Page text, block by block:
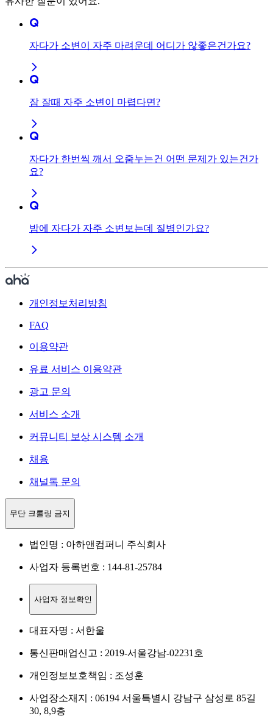
자다가 소변이 자주 마려운데 어디가 않좋은건가요?
잠 잘때 자주 소변이 마렵다면?
자다가 한번씩 깨서 오줌누는건 어떤 문제가 있는건가
요?
밤에 자다가 자주 소변보는데 질병인가요?
개인정보처리방침
FAQ
이용약관
유료 서비스 이용약관
광고 문의
서비스 소개
커뮤니티 보상 시스템 소개
채용
채널톡 문의
무단 크롤링 금지
법인명 : 아하앤컴퍼니 주식회사
사업자 등록번호 : 144-81-25784
사업자 정보확인
대표자명 : 서한울
통신판매업신고 : 2019-서울강남-02231호
개인정보보호책임 : 조성훈
사업장소재지 : 06194 서울특별시 강남구 삼성로 85길
30, 8,9층